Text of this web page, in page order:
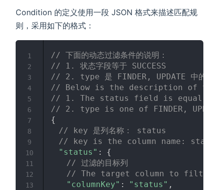
Condition 的定义使用一段 JSON 格式来描述匹配规
则，采用如下的格式：
// 下面的动态过滤条件的说明：
// 1. 状态字段等于 SUCCESS
// 2. type 是 FINDER, UPDATE 中的一
// Below is the description of
// 1. The status field is equal to
// 2. type is one of FINDER,
{
// key 是列名称： status
// key is the column name:
"status" :
{
// 过滤的目标列
// The target column to filter
"columnKey" : "status" ,
1
2
3
4
5
6
7
8
9
10
11
12
13